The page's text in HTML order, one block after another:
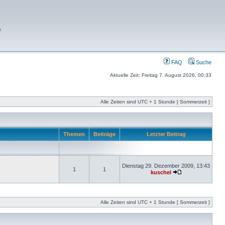
FAQ Suche
Aktuelle Zeit: Freitag 7. August 2026, 00:33
Alle Zeiten sind UTC + 1 Stunde [ Sommerzeit ]
Themen Beiträge Letzter Beitrag
1 1
Dienstag 29. Dezember 2009, 13:43
kuschel
Alle Zeiten sind UTC + 1 Stunde [ Sommerzeit ]